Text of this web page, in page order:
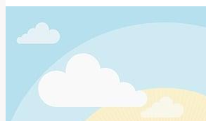
Ovlivňuje
Jazyk?